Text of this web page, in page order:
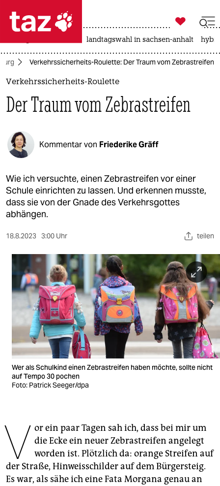
 taz zahl ich
taz zahl ich
politik
öko
gesellschaft
kultur
sport
wahrheit
verlag
verlag
veranstaltungen
shop
fragen & hilfe
unterstützen
genossenschaft
epaper login

taz zahl ich
landtagswahl in sachsen-anhalt
Verkehrssicherheits-Roulette: Der Traum vom Zebrastreifen
Verkehrssicherheits-Roulette
Der Traum vom Zebrastreifen
Kommentar von Friederike Gräff
Wie ich versuchte, einen Zebrastreifen vor einer
Schule einrichten zu lassen. Und erkennen musste,
dass sie von der Gnade des Verkehrsgottes
abhängen.
18.8.2023 3:00 Uhr teilen
Wer als Schulkind einen Zebrastreifen haben möchte, sollte nicht
auf Tempo 30 pochen
Foto: Patrick Seeger/dpa
V or ein paar Tagen sah ich, dass bei mir um
die Ecke ein neuer Zebrastreifen angelegt
worden ist. Plötzlich da: orange Streifen auf
der Straße, Hinweisschilder auf dem Bürgersteig.
Es war, als sähe ich eine Fata Morgana genau an